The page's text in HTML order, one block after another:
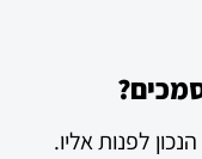
לפנות אליו.